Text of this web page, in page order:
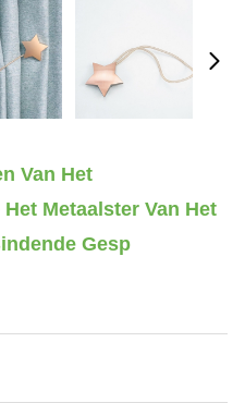
Van Het
Metaalster Van Het
Gesp